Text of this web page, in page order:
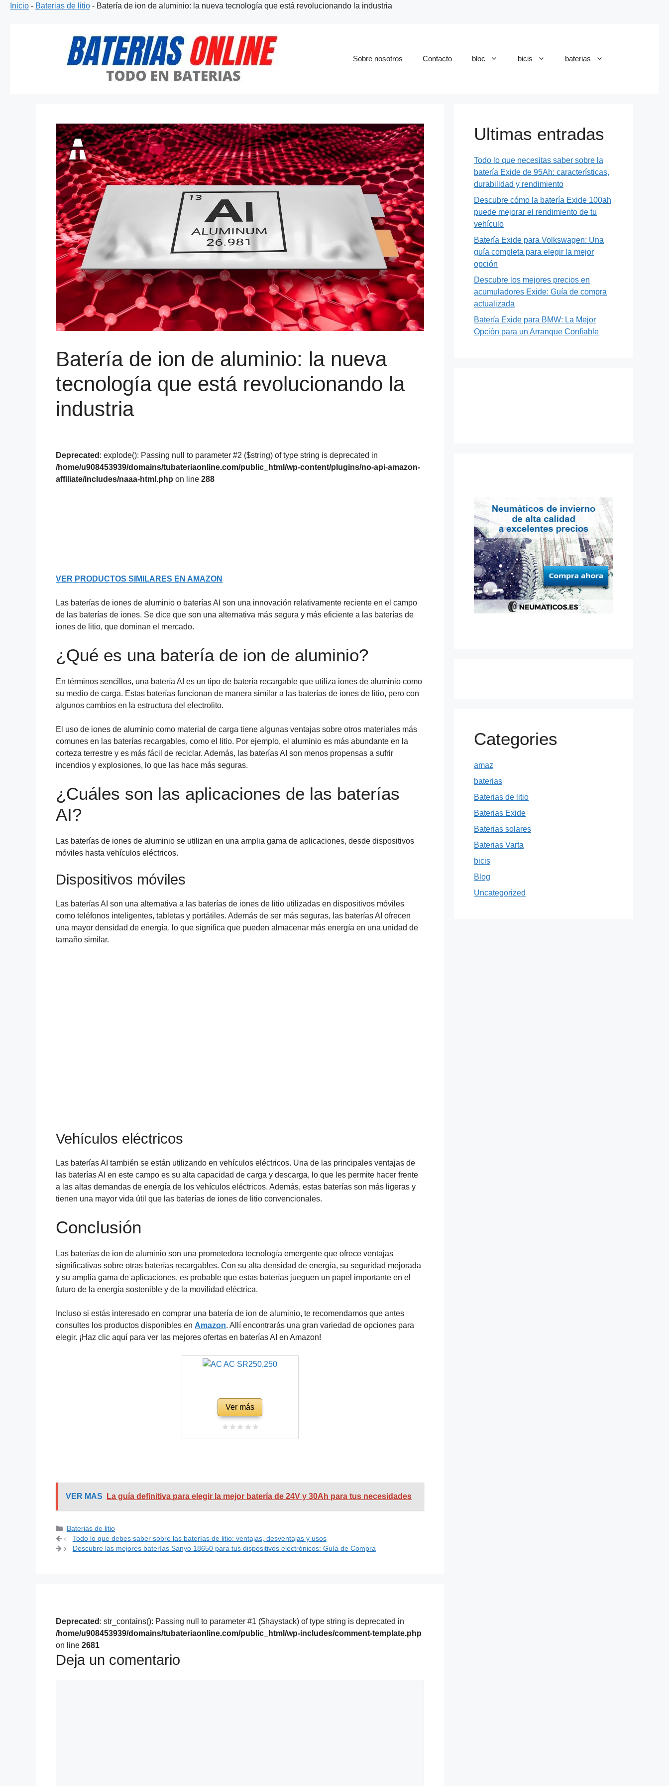
Inicio - Baterias de litio - Batería de ion de aluminio: la nueva tecnología que está revolucionando la industria
Sobre nosotros Contacto bloc bicis baterias
Batería de ion de aluminio: la nueva
tecnología que está revolucionando la
industria
Deprecated : explode(): Passing null to parameter #2 ($string) of type string is deprecated in
/home/u908453939/domains/tubateriaonline.com/public_html/wp-content/plugins/no-api-amazon-
affiliate/includes/naaa-html.php on line 288
VER PRODUCTOS SIMILARES EN AMAZON
Las baterías de iones de aluminio o baterías AI son una innovación relativamente reciente en el campo
de las baterías de iones. Se dice que son una alternativa más segura y más eficiente a las baterías de
iones de litio, que dominan el mercado.
¿Qué es una batería de ion de aluminio?
En términos sencillos, una batería AI es un tipo de batería recargable que utiliza iones de aluminio como
su medio de carga. Estas baterías funcionan de manera similar a las baterías de iones de litio, pero con
algunos cambios en la estructura del electrolito.
El uso de iones de aluminio como material de carga tiene algunas ventajas sobre otros materiales más
comunes en las baterías recargables, como el litio. Por ejemplo, el aluminio es más abundante en la
corteza terrestre y es más fácil de reciclar. Además, las baterías AI son menos propensas a sufrir
incendios y explosiones, lo que las hace más seguras.
¿Cuáles son las aplicaciones de las baterías
AI?
Las baterías de iones de aluminio se utilizan en una amplia gama de aplicaciones, desde dispositivos
móviles hasta vehículos eléctricos.
Dispositivos móviles
Las baterías AI son una alternativa a las baterías de iones de litio utilizadas en dispositivos móviles
como teléfonos inteligentes, tabletas y portátiles. Además de ser más seguras, las baterías AI ofrecen
una mayor densidad de energía, lo que significa que pueden almacenar más energía en una unidad de
tamaño similar.
Vehículos eléctricos
Las baterías AI también se están utilizando en vehículos eléctricos. Una de las principales ventajas de
las baterías AI en este campo es su alta capacidad de carga y descarga, lo que les permite hacer frente
a las altas demandas de energía de los vehículos eléctricos. Además, estas baterías son más ligeras y
tienen una mayor vida útil que las baterías de iones de litio convencionales.
Conclusión
Las baterías de ion de aluminio son una prometedora tecnología emergente que ofrece ventajas
significativas sobre otras baterías recargables. Con su alta densidad de energía, su seguridad mejorada
y su amplia gama de aplicaciones, es probable que estas baterías jueguen un papel importante en el
futuro de la energía sostenible y de la movilidad eléctrica.
Incluso si estás interesado en comprar una batería de ion de aluminio, te recomendamos que antes
consultes los productos disponibles en Amazon. Allí encontrarás una gran variedad de opciones para
elegir. ¡Haz clic aquí para ver las mejores ofertas en baterías AI en Amazon!
Ver más
VER MAS La guía definitiva para elegir la mejor batería de 24V y 30Ah para tus necesidades
Categorías
Baterias de litio
Navegación
de
Todo lo que debes saber sobre las baterías de litio: ventajas, desventajas y usos
Descubre las mejores baterías Sanyo 18650 para tus dispositivos electrónicos: Guía de Compra
Deprecated : str_contains(): Passing null to parameter #1 ($haystack) of type string is deprecated in
/home/u908453939/domains/tubateriaonline.com/public_html/wp-includes/comment-template.php
on line 2681
Deja un comentario
Ultimas entradas
Todo lo que necesitas saber sobre la
batería Exide de 95Ah: características,
durabilidad y rendimiento
Descubre cómo la batería Exide 100ah
puede mejorar el rendimiento de tu
vehículo
Batería Exide para Volkswagen: Una
guía completa para elegir la mejor
opción
Descubre los mejores precios en
acumuladores Exide: Guía de compra
actualizada
Batería Exide para BMW: La Mejor
Opción para un Arranque Confiable
Categories
amaz
baterias
Baterias de litio
Baterias Exide
Baterias solares
Baterias Varta
bicis
Blog
Uncategorized